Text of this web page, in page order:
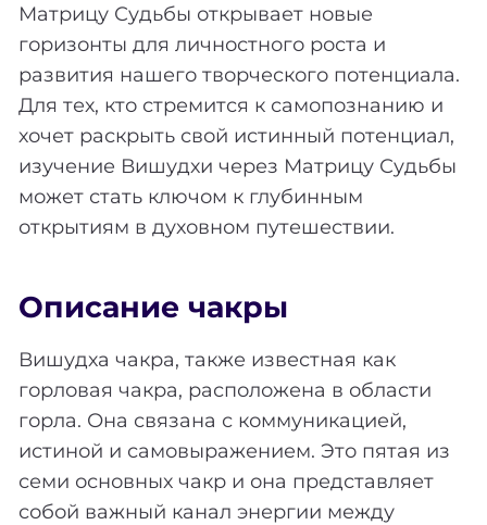
Матрицу Судьбы открывает новые
горизонты для личностного роста и
развития нашего творческого потенциала.
Для тех, кто стремится к самопознанию и
хочет раскрыть свой истинный потенциал,
изучение Вишудхи через Матрицу Судьбы
может стать ключом к глубинным
открытиям в духовном путешествии.
Описание чакры
Вишудха чакра, также известная как
горловая чакра, расположена в области
горла. Она связана с коммуникацией,
истиной и самовыражением. Это пятая из
семи основных чакр и она представляет
собой важный канал энергии между